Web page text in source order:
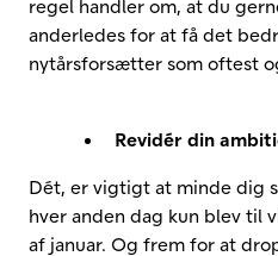
regel handler om, at du
anderledes for at få det
nytårsforsætter som oftest
Revidér din
Dét, er vigtigt at minde dig
hver anden dag kun blev til
af januar. Og frem for at